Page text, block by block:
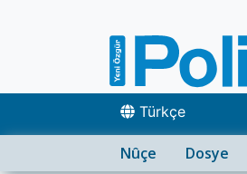
Türkçe
Nûçe Dosye